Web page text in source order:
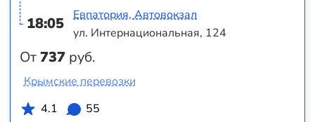
18:05
От737 руб.
Евпатория, Автовокзал
ул. Интернациональная, 124
Крымские перевозки
4.1
55